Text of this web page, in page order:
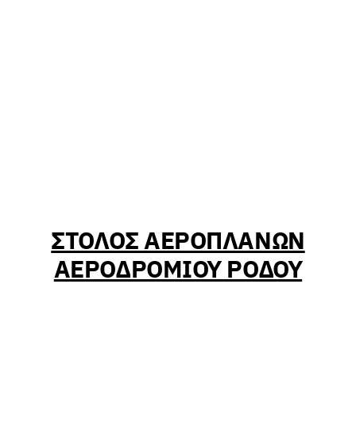
ΣΤΟΛΟΣ ΑΕΡΟΠΛΑΝΩΝ
ΑΕΡΟΔΡΟΜΙΟΥ ΡΟΔΟΥ